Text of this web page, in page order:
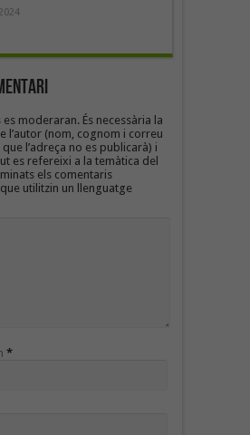
es moderaran. És necessària la
l’autor (nom, cognom i correu
l’adreça no es publicarà) i
es refereixi a la temàtica del
els comentaris
utilitzin un llenguatge
*